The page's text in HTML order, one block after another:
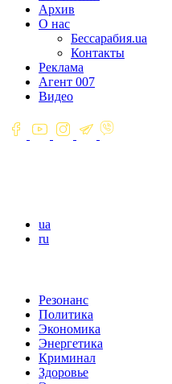
Архив
О нас
Бессарабия.ua
Контакты
Реклама
Агент 007
Видео
ua
ru
Резонанс
Политика
Экономика
Энергетика
Криминал
Здоровье